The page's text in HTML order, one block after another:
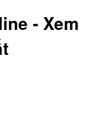
- Xem